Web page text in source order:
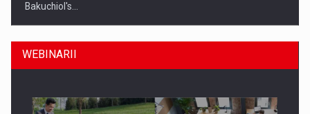
Bakuchiol's…
WEBINARII